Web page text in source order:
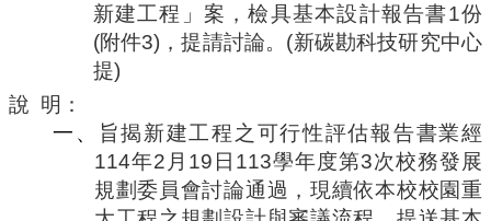
新建工程」案 ，檢具基本設計報告書1份
(附件3) ，提請討論。 (新碳勘科技研究中心
提)
說 明：
一、
旨揭新建工程之可行性評估報告書業經
114年2 月 19 日 113學年度第3次校務發展
規劃委員會討論通過，現續依本校校園重